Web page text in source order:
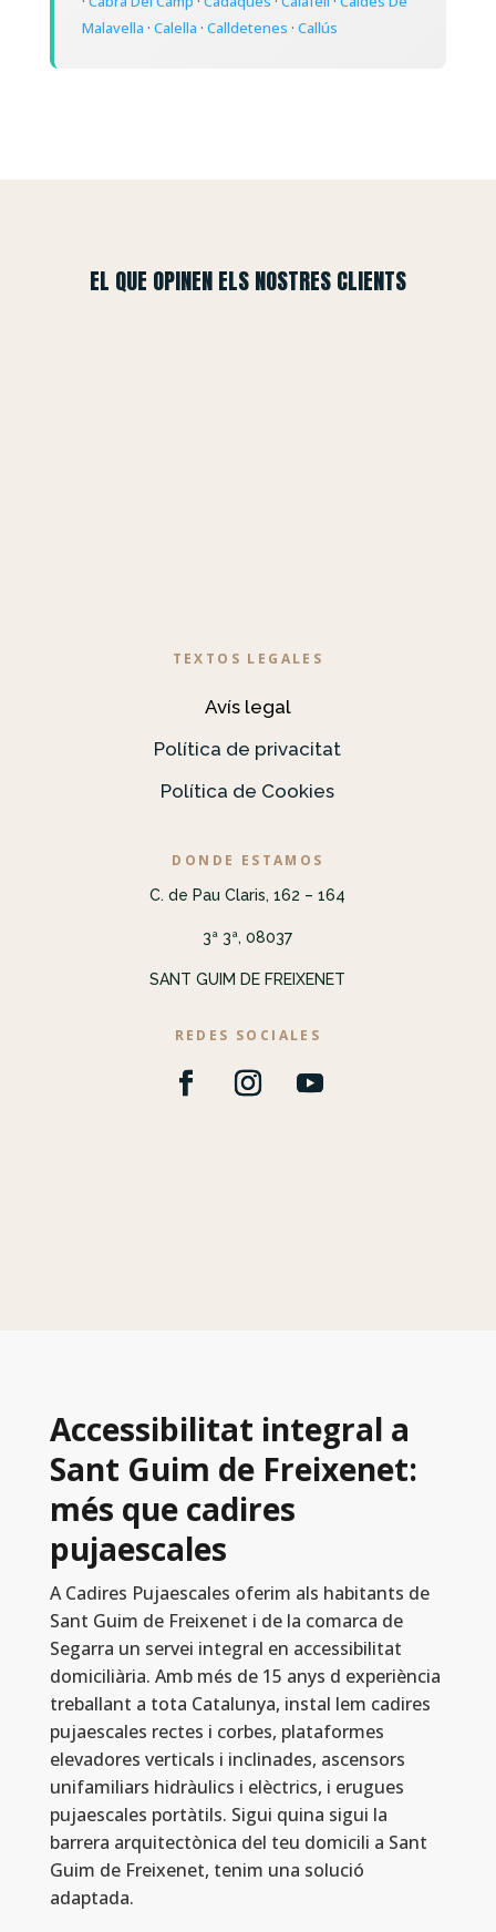
Malavella · Calella · Calldetenes · Callús
EL QUE OPINEN ELS NOSTRES CLIENTS
TEXTOS LEGALES
Avís legal
Política de privacitat
Política de Cookies
DONDE ESTAMOS
C. de Pau Claris, 162 – 164
3ª 3ª, 08037
SANT GUIM DE FREIXENET
REDES SOCIALES
Accessibilitat integral a
Sant Guim de Freixenet:
més que cadires
pujaescales
A Cadires Pujaescales oferim als habitants de
Sant Guim de Freixenet i de la comarca de
Segarra un servei integral en accessibilitat
domiciliària. Amb més de 15 anys d experiència
treballant a tota Catalunya, instal lem cadires
pujaescales rectes i corbes, plataformes
elevadores verticals i inclinades, ascensors
unifamiliars hidràulics i elèctrics, i erugues
pujaescales portàtils. Sigui quina sigui la
barrera arquitectònica del teu domicili a Sant
Guim de Freixenet, tenim una solució
adaptada.